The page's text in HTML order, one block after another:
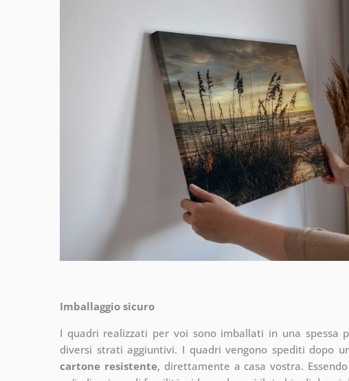
Imballaggio sicuro
I quadri realizzati per voi sono imballati in una spessa
diversi strati aggiuntivi. I quadri vengono spediti dopo
cartone resistente, direttamente a casa vostra.